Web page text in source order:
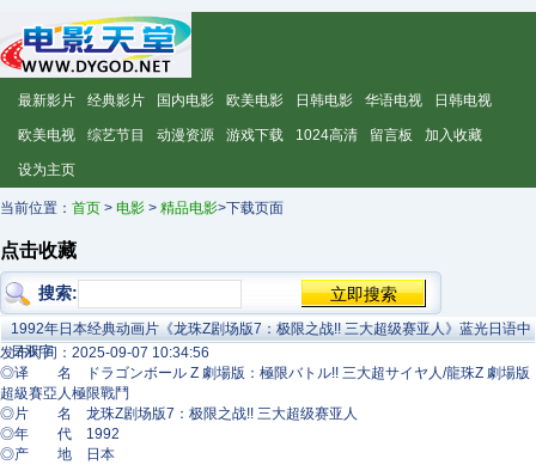
最新影片 经典影片 国内电影 欧美电影 日韩电影 华语电视 日韩电视
欧美电视 综艺节目 动漫资源 游戏下载 1024高清 留言板 加入收藏
设为主页
当前位置： 首页 > 电影 > 精品电影>下载页面
点击收藏
搜索:
1992年日本经典动画片《龙珠Z剧场版7：极限之战!! 三大超级赛亚人》蓝光日语中
日双字
发布时间：2025-09-07 10:34:56
◎译 名 ドラゴンボール Z 劇場版：極限バトル!! 三大超サイヤ人/龍珠Z 劇場版
超級賽亞人極限戰鬥
◎片 名 龙珠Z剧场版7：极限之战!! 三大超级赛亚人
◎年 代 1992
◎产 地 日本